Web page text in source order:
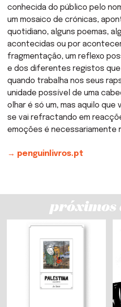
conhecida do público pelo
um mosaico de crónicas,
quotidiano, alguns poemas,
acontecidas ou por
fragmentação, um reflexo
e dos diferentes registos que
quando trabalha nos seus
unidade possível de uma
olhar é só um, mas aquilo que
se vai refractando em
emoções é necessariamente
→ penguinlivros.pt
próximos